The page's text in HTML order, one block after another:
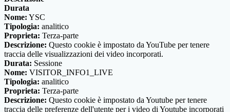
Durata
Nome: YSC
Tipologia: analitico
Proprieta: Terza-parte
Descrizione: Questo cookie è impostato da YouTube per tenere
traccia delle visualizzazioni dei video incorporati.
Durata: Sessione
Nome: VISITOR_INFO1_LIVE
Tipologia: analitico
Proprieta: Terza-parte
Descrizione: Questo cookie è impostato da Youtube per tenere
traccia delle preferenze dell'utente per i video di Youtube incorporati